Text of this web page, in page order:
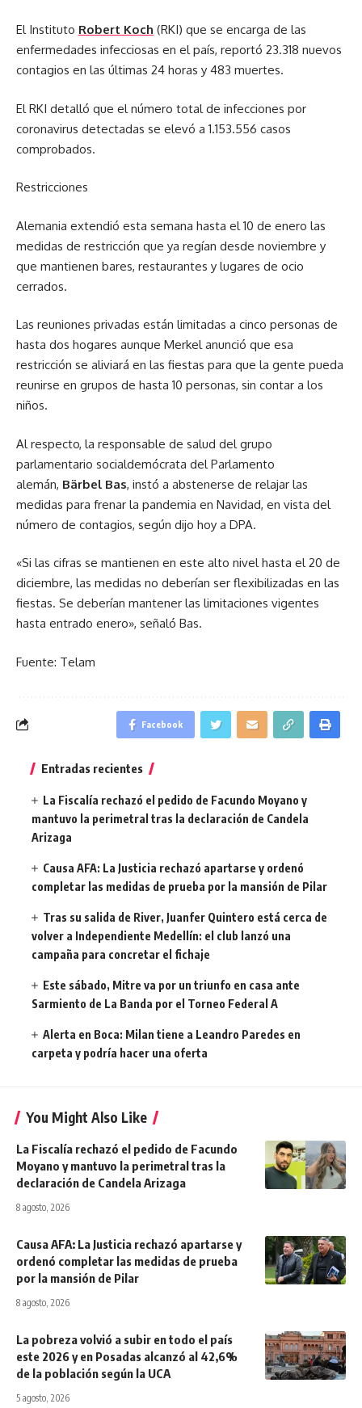
El Instituto Robert Koch (RKI) que se encarga de las
enfermedades infecciosas en el país, reportó 23.318 nuevos
contagios en las últimas 24 horas y 483 muertes.
El RKI detalló que el número total de infecciones por
coronavirus detectadas se elevó a 1.153.556 casos
comprobados.
Restricciones
Alemania extendió esta semana hasta el 10 de enero las
medidas de restricción que ya regían desde noviembre y
que mantienen bares, restaurantes y lugares de ocio
cerrados.
Las reuniones privadas están limitadas a cinco personas de
hasta dos hogares aunque Merkel anunció que esa
restricción se aliviará en las fiestas para que la gente pueda
reunirse en grupos de hasta 10 personas, sin contar a los
niños.
Al respecto, la responsable de salud del grupo
parlamentario socialdemócrata del Parlamento
alemán, Bärbel Bas, instó a abstenerse de relajar las
medidas para frenar la pandemia en Navidad, en vista del
número de contagios, según dijo hoy a DPA.
«Si las cifras se mantienen en este alto nivel hasta el 20 de
diciembre, las medidas no deberían ser flexibilizadas en las
fiestas. Se deberían mantener las limitaciones vigentes
hasta entrado enero», señaló Bas.
Fuente: Telam
Facebook
Entradas recientes
La Fiscalía rechazó el pedido de Facundo Moyano y
mantuvo la perimetral tras la declaración de Candela
Arizaga
Causa AFA: La Justicia rechazó apartarse y ordenó
completar las medidas de prueba por la mansión de Pilar
Tras su salida de River, Juanfer Quintero está cerca de
volver a Independiente Medellín: el club lanzó una
campaña para concretar el fichaje
Este sábado, Mitre va por un triunfo en casa ante
Sarmiento de La Banda por el Torneo Federal A
Alerta en Boca: Milan tiene a Leandro Paredes en
carpeta y podría hacer una oferta
You Might Also Like
La Fiscalía rechazó el pedido de Facundo
Moyano y mantuvo la perimetral tras la
declaración de Candela Arizaga
8 agosto, 2026
Causa AFA: La Justicia rechazó apartarse y
ordenó completar las medidas de prueba
por la mansión de Pilar
8 agosto, 2026
La pobreza volvió a subir en todo el país
este 2026 y en Posadas alcanzó al 42,6%
de la población según la UCA
5 agosto, 2026